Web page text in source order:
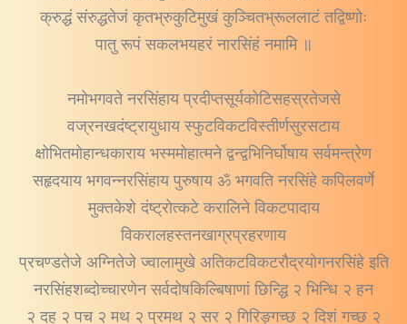
क्रुद्धं संरुद्धतेजं कृतभ्रुकुटिमुखं कुञ्चितभ्रूललाटं तद्विष्णोः
पातु रूपं सकलभयहरं नारसिंहं नमामि ॥
नमोभगवते नरसिंहाय प्रदीप्तसूर्यकोटिसहस्रतेजसे
वज्रनखदंष्ट्रायुधाय स्फुटविकटविस्तीर्णसुरसटाय
क्षोभितमोहान्धकाराय भस्ममोहात्मने द्वन्द्वभिनिर्घोषाय सर्वमन्त्रेण
सहृदयाय भगवन्नरसिंहाय पुरुषाय ॐ भगवति नरसिंहे कपिलवर्णे
मुक्तकेशे दंष्ट्रोत्कटे करालिने विकटपादाय
विकरालहस्तनखाग्रप्रहरणाय
प्रचण्डतेजे अग्नितेजे ज्वालामुखे अतिकटविकटरौद्रयोगनरसिंहे इति
नरसिंहशब्दोच्चारणेन सर्वदोषकिल्बिषाणां छिन्द्धि २ भिन्धि २ हन
२ दह २ पच २ मथ २ प्रमथ २ सर २ गिरिङ्गच्छ २ दिशं गच्छ २